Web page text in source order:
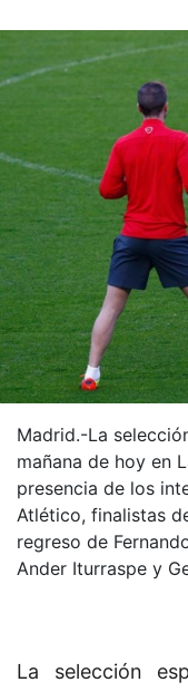
Madrid.-La
mañana de hoy en
presencia de los
Atlético, finalistas
regreso de
Ander Iturraspe y
La selección